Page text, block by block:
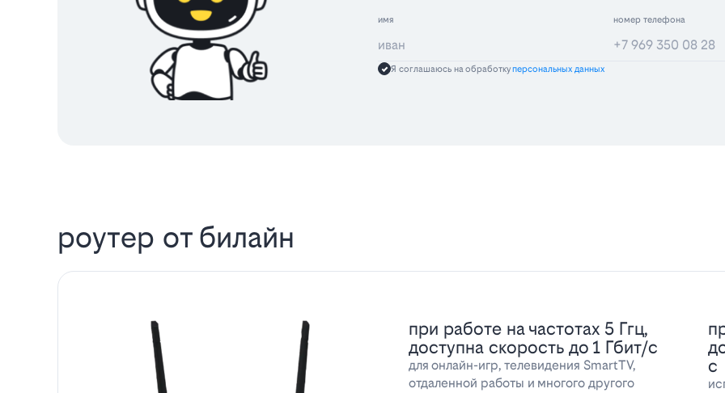
имя номер телефона
Я соглашаюсь на обработкуперсональных данных
роутер от билайн
при работе на частотах 5 Ггц,
доступна скорость до 1 Гбит/с
для онлайн-игр, телевидения SmartTV,
отдаленной работы и многого другого
с